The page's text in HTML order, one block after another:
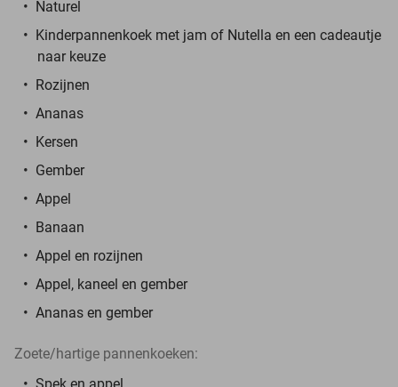
Naturel
Kinderpannenkoek met jam of Nutella en een cadeautje
naar keuze
Rozijnen
Ananas
Kersen
Gember
Appel
Banaan
Appel en rozijnen
Appel, kaneel en gember
Ananas en gember
Zoete/hartige pannenkoeken: